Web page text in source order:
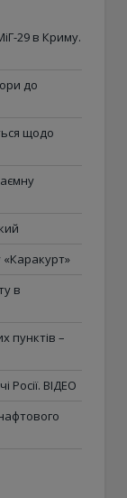
29 в Криму.
до
щодо
«Каракурт»
в
пунктів –
Росії. ВІДЕО